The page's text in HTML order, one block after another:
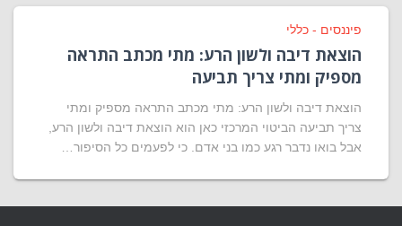
פיננסים - כללי
הוצאת דיבה ולשון הרע: מתי מכתב התראה
מספיק ומתי צריך תביעה
הוצאת דיבה ולשון הרע: מתי מכתב התראה מספיק ומתי
צריך תביעה הביטוי המרכזי כאן הוא הוצאת דיבה ולשון הרע,
אבל בואו נדבר רגע כמו בני אדם. כי לפעמים כל הסיפור…